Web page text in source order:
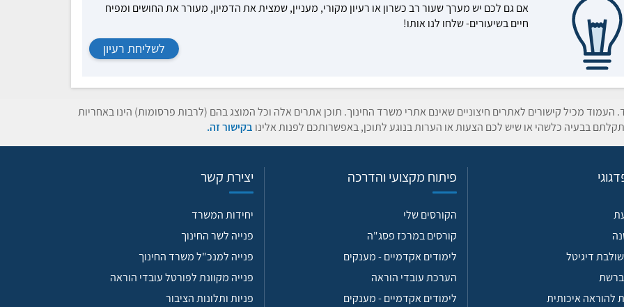
אם גם לכם יש מערך שעור רב כשרון או רעיון מקורי, מעניין, שמצית את הדמיון, מעורר את החושים ומפיח
חיים בשיעורים- שלחו לנו אותו!
לשליחת רעיון
העמוד מכיל קישורים לאתרים חיצוניים שאינם אתרי משרד החינוך. תוכן אתרים אלה וכל המוצג בהם (לרבות פרסומות) הינו באחריות
בבעיה כלשהי או שיש לכם הצעות או הערות בנוגע לתוכן, באפשרותכם לפנות אלינו בקישור זה.
דיגיטל
להוראה איכותית
פיתוח מקצועי והדרכה
הקורסים שלי
קורסים במרכז פסג"ה
לימודים אקדמיים - מענקים
הערכת עובדי הוראה
לימודים אקדמיים - מענקים
יצירת קשר
יחידות המשרד
פנייה לשר החינוך
פנייה למנכ"ל משרד החינוך
פנייה מקוונת לפורטל עובדי הוראה
פניות ותלונות הציבור